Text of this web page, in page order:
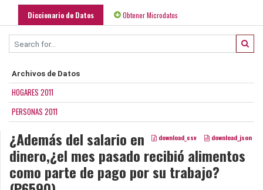
Diccionario de Datos Obtener Microdatos
Archivos de Datos
HOGARES 2011
PERSONAS 2011
download_csv download_json
¿Además del salario en
dinero,¿el mes pasado recibió alimentos
como parte de pago por su trabajo?